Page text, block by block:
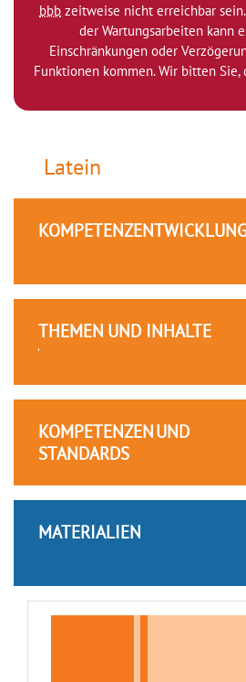
bbb zeitweise nicht erreichbar
der Wartungsarbeiten kann
Einschränkungen oder
Funktionen kommen. Wir bitten
Latein
THEMEN UND INHALTE
KOMPETENZEN UND
STANDARDS
MATERIALIEN